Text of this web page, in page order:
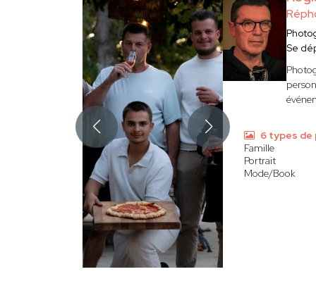
Se
6 types de
Famille
Portrait
Mode/Book